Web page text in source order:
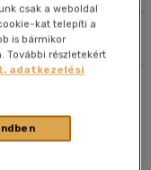
csak a weboldal
kat telepíti a
is bármikor
További részletekért
adatkezelési